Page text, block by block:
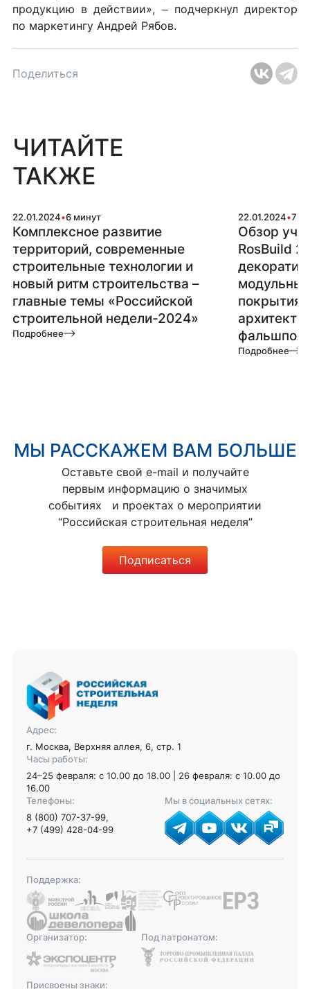
продукцию в действии», ‒ подчеркнул директор
по маркетингу Андрей Рябов.
Поделиться
ЧИТАЙТЕ
ТАКЖЕ
22.01.2024•6 минут
Комплексное развитие
территорий, современные
строительные технологии и
новый ритм строительства –
главные темы «Российской
строительной недели-2024»
Подробнее
22.01.2024•7
Обзор
RosBuild
Подробнее
МЫ РАССКАЖЕМ ВАМ БОЛЬШЕ
Оставьте свой e-mail и получайте
первым информацию о значимых
событиях и проектах о мероприятии
“Российская строительная неделя”
Подписаться
Адрес:
г. Москва, Верхняя аллея, 6, стр. 1
Часы работы:
24–25 февраля: с 10.00 до 18.00 | 26 февраля: с 10.00 до
16.00
Телефоны:
8 (800) 707-37-99,
+7 (499) 428-04-99
Мы в социальных сетях:
Поддержка:
Организатор: Под патронатом:
Присвоены знаки: